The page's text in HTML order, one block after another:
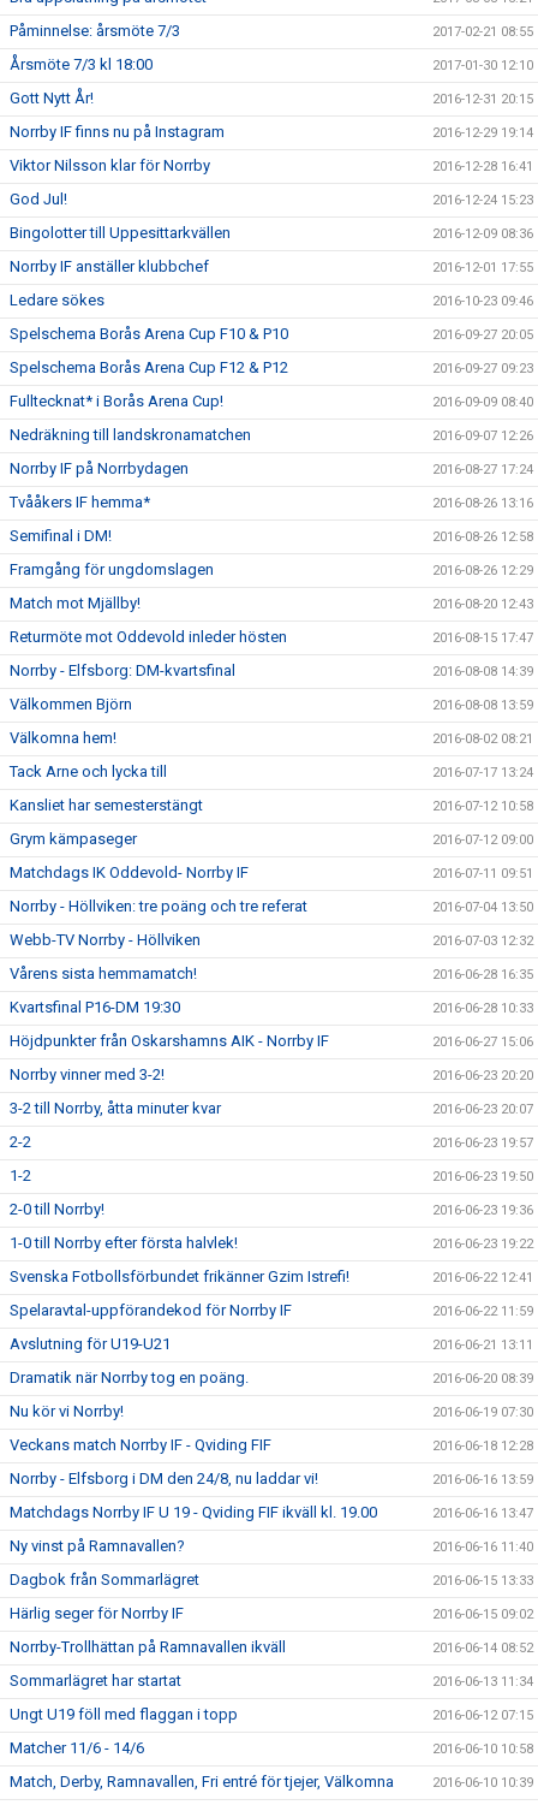
Påminnelse: årsmöte 7/3 2017-02-21 08:55
Årsmöte 7/3 kl 18:00 2017-01-30 12:10
Gott Nytt År! 2016-12-31 20:15
Norrby IF finns nu på Instagram 2016-12-29 19:14
Viktor Nilsson klar för Norrby 2016-12-28 16:41
God Jul! 2016-12-24 15:23
Bingolotter till Uppesittarkvällen 2016-12-09 08:36
Norrby IF anställer klubbchef 2016-12-01 17:55
Ledare sökes 2016-10-23 09:46
Spelschema Borås Arena Cup F10 & P10 2016-09-27 20:05
Spelschema Borås Arena Cup F12 & P12 2016-09-27 09:23
Fulltecknat* i Borås Arena Cup! 2016-09-09 08:40
Nedräkning till landskronamatchen 2016-09-07 12:26
Norrby IF på Norrbydagen 2016-08-27 17:24
Tvååkers IF hemma* 2016-08-26 13:16
Semifinal i DM! 2016-08-26 12:58
Framgång för ungdomslagen 2016-08-26 12:29
Match mot Mjällby! 2016-08-20 12:43
Returmöte mot Oddevold inleder hösten 2016-08-15 17:47
Norrby - Elfsborg: DM-kvartsfinal 2016-08-08 14:39
Välkommen Björn 2016-08-08 13:59
Välkomna hem! 2016-08-02 08:21
Tack Arne och lycka till 2016-07-17 13:24
Kansliet har semesterstängt 2016-07-12 10:58
Grym kämpaseger 2016-07-12 09:00
Matchdags IK Oddevold- Norrby IF 2016-07-11 09:51
Norrby - Höllviken: tre poäng och tre referat 2016-07-04 13:50
Webb-TV Norrby - Höllviken 2016-07-03 12:32
Vårens sista hemmamatch! 2016-06-28 16:35
Kvartsfinal P16-DM 19:30 2016-06-28 10:33
Höjdpunkter från Oskarshamns AIK - Norrby IF 2016-06-27 15:06
Norrby vinner med 3-2! 2016-06-23 20:20
3-2 till Norrby, åtta minuter kvar 2016-06-23 20:07
2-2 2016-06-23 19:57
1-2 2016-06-23 19:50
2-0 till Norrby! 2016-06-23 19:36
1-0 till Norrby efter första halvlek! 2016-06-23 19:22
Svenska Fotbollsförbundet frikänner Gzim Istrefi! 2016-06-22 12:41
Spelaravtal-uppförandekod för Norrby IF 2016-06-22 11:59
Avslutning för U19-U21 2016-06-21 13:11
Dramatik när Norrby tog en poäng. 2016-06-20 08:39
Nu kör vi Norrby! 2016-06-19 07:30
Veckans match Norrby IF - Qviding FIF 2016-06-18 12:28
Norrby - Elfsborg i DM den 24/8, nu laddar vi! 2016-06-16 13:59
Matchdags Norrby IF U 19 - Qviding FIF ikväll kl. 19.00 2016-06-16 13:47
Ny vinst på Ramnavallen? 2016-06-16 11:40
Dagbok från Sommarlägret 2016-06-15 13:33
Härlig seger för Norrby IF 2016-06-15 09:02
Norrby-Trollhättan på Ramnavallen ikväll 2016-06-14 08:52
Sommarlägret har startat 2016-06-13 11:34
Ungt U19 föll med flaggan i topp 2016-06-12 07:15
Matcher 11/6 - 14/6 2016-06-10 10:58
Match, Derby, Ramnavallen, Fri entré för tjejer, Välkomna 2016-06-10 10:39